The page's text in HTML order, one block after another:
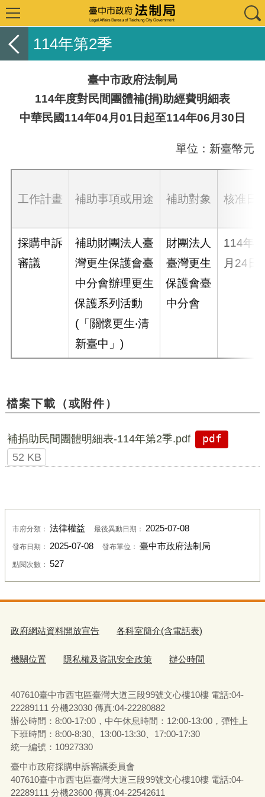
114年第2季
臺中市政府法制局
114年度對民間團體補(捐)助經費明細表
中華民國114年04月01日起至114年06月30日
單位：新臺幣元
工作計畫 補助事項或用途 補助對象 核准日
採購申訴
審議
補助財團法人臺
灣更生保護會臺
中分會辦理更生
保護系列活動
(「關懷更生‧清
新臺中」)
財團法人
臺灣更生
保護會臺
中分會
114年1
月24日
檔案下載（或附件）
補捐助民間團體明細表-114年第2季.pdf
pdf
52 KB
市府分類： 法律權益 最後異動日期： 2025-07-08
發布日期： 2025-07-08 發布單位： 臺中市政府法制局
點閱次數： 527
政府網站資料開放宣告 各科室簡介(含電話表)
機關位置 隱私權及資訊安全政策 辦公時間
407610臺中市西屯區臺灣大道三段99號文心樓10樓 電話:04-
22289111 分機23030 傳真:04-22280882
辦公時間：8:00-17:00，中午休息時間：12:00-13:00，彈性上
下班時間：8:00-8:30、13:00-13:30、17:00-17:30
統一編號：10927330
臺中市政府採購申訴審議委員會
407610臺中市西屯區臺灣大道三段99號文心樓10樓 電話:04-
22289111 分機23600 傳真:04-22542611